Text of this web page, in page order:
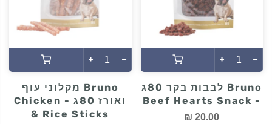
Bruno לבבות בקר 80ג
- Beef Hearts Snack
20.00 ₪
Bruno מקלוני עוף
ואורז 80ג - Chicken
& Rice Sticks